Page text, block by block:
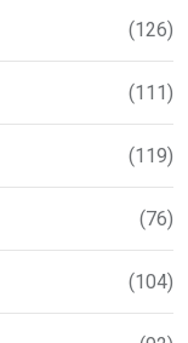
(126)
(111)
(119)
(76)
(104)